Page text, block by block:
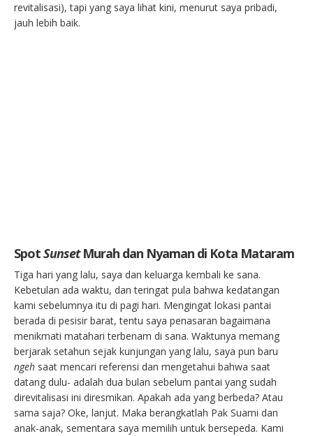
revitalisasi), tapi yang saya lihat kini, menurut saya pribadi,
jauh lebih baik.
SpotSunsetMurah dan Nyaman di Kota Mataram
Tiga hari yang lalu, saya dan keluarga kembali ke sana.
Kebetulan ada waktu, dan teringat pula bahwa kedatangan
kami sebelumnya itu di pagi hari. Mengingat lokasi pantai
berada di pesisir barat, tentu saya penasaran bagaimana
menikmati matahari terbenam di sana. Waktunya memang
berjarak setahun sejak kunjungan yang lalu, saya pun baru
ngeh saat mencari referensi dan mengetahui bahwa saat
datang dulu- adalah dua bulan sebelum pantai yang sudah
direvitalisasi ini diresmikan. Apakah ada yang berbeda? Atau
sama saja? Oke, lanjut. Maka berangkatlah Pak Suami dan
anak-anak, sementara saya memilih untuk bersepeda. Kami